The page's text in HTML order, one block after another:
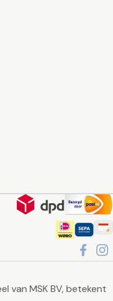
van MSK BV, betekent